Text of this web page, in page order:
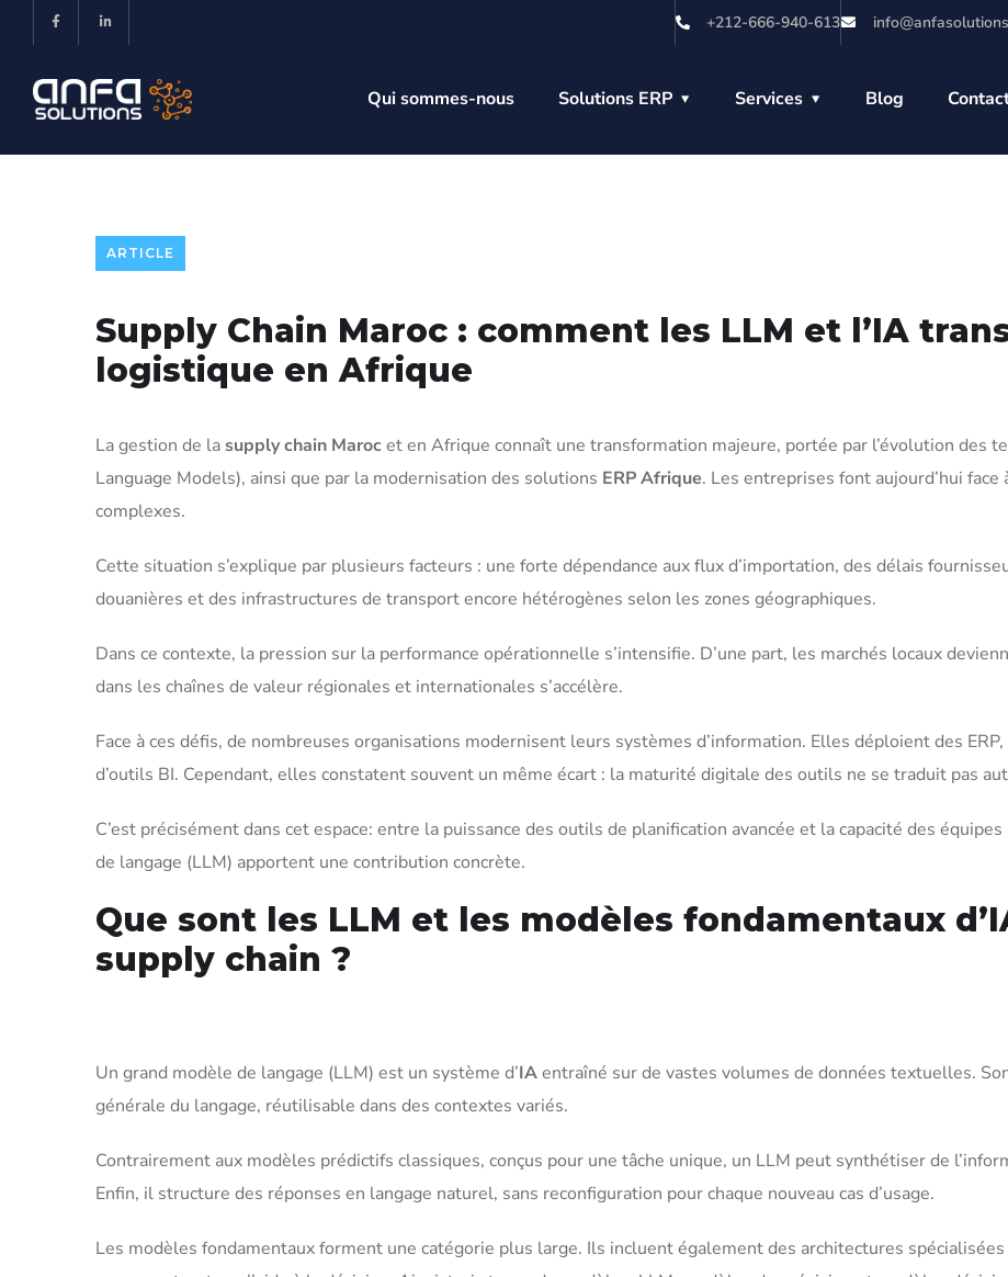
+212-666-940-613
Qui sommes-nous Solutions ERP Services Blog
ARTICLE
Supply Chain Maroc : comment les LLM et l’IA
logistique en Afrique
La gestion de la supply chain Maroc et en Afrique connaît une transformation majeure, portée par l’évolution des
Language Models), ainsi que par la modernisation des solutions ERP Afrique. Les entreprises font aujourd’hui
complexes.
Cette situation s’explique par plusieurs facteurs : une forte dépendance aux flux d’importation, des délais
douanières et des infrastructures de transport encore hétérogènes selon les zones géographiques.
Dans ce contexte, la pression sur la performance opérationnelle s’intensifie. D’une part, les marchés locaux
dans les chaînes de valeur régionales et internationales s’accélère.
Face à ces défis, de nombreuses organisations modernisent leurs systèmes d’information. Elles déploient des
d’outils BI. Cependant, elles constatent souvent un même écart : la maturité digitale des outils ne se traduit pas
C’est précisément dans cet espace: entre la puissance des outils de planification avancée et la capacité des
de langage (LLM) apportent une contribution concrète.
Que sont les LLM et les modèles fondamentaux
supply chain ?
Un grand modèle de langage (LLM) est un système d’IAentraîné sur de vastes volumes de données textuelles.
générale du langage, réutilisable dans des contextes variés.
Contrairement aux modèles prédictifs classiques, conçus pour une tâche unique, un LLM peut synthétiser de
Enfin, il structure des réponses en langage naturel, sans reconfiguration pour chaque nouveau cas d’usage.
Les modèles fondamentaux forment une catégorie plus large. Ils incluent également des architectures